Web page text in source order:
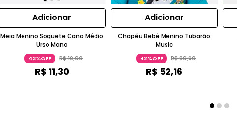
Adicionar
Meia Menino Soquete Cano Médio
Urso Mano
43%OFF R$19,90
R$ 11,30
Adicionar
Chapéu Bebê Menino Tubarão
Music
42%OFF R$89,90
R$ 52,16